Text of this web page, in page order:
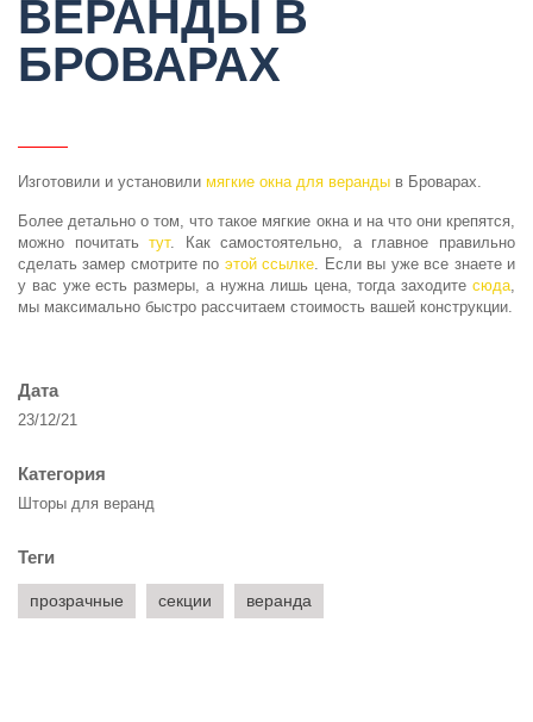
ВЕРАНДЫ В
БРОВАРАХ
Изготовили и установили мягкие окна для веранды в Броварах.
Более детально о том, что такое мягкие окна и на что они крепятся,
можно почитатьтут. Как самостоятельно, а главное правильно
сделать замер смотрите по этой ссылке . Если вы уже все знаете и
у вас уже есть размеры, а нужна лишь цена, тогда заходите сюда
мы максимально быстро рассчитаем стоимость вашей конструкции.
Дата
23/12/21
Категория
Шторы для веранд
Теги
прозрачные секции веранда